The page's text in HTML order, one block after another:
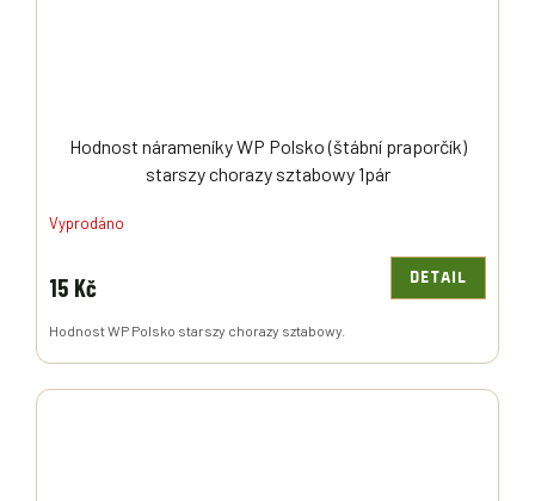
Hodnost nárameníky WP Polsko (štábní praporčík)
starszy chorazy sztabowy 1pár
Vyprodáno
15 Kč DETAIL
Hodnost WP Polsko starszy chorazy sztabowy.